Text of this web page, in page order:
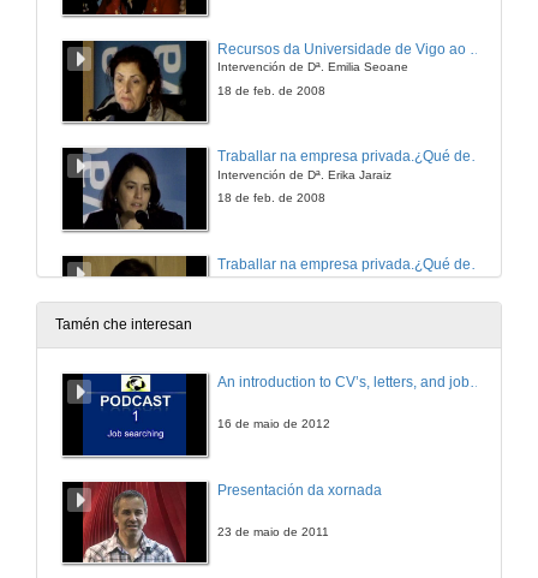
Intervención de Dª. Emilia Seoane
18 de feb. de 2008
Traballar na empresa privada.¿Qué demandadn as empresas das/os universitarias/os? Expectativas e punto de vista de demandantes de emprego. ¿Cómo e onde coñecer as súas ofertas de emprego?
Intervención de Dª. Erika Jaraiz
18 de feb. de 2008
Intervención de D. Luis Rupérez
18 de feb. de 2008
Intervención de D. José De Juan Saboya
Intervención de D. Javier Pou de los Mozos
Tamén che interesan
An introduction to CV’s, letters, and job searching
16 de maio de 2012
Presentación da xornada
23 de maio de 2011